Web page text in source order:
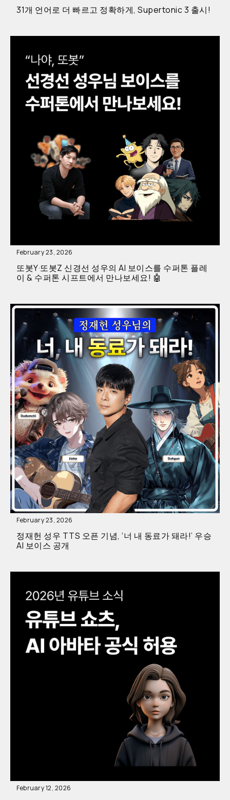
31개 언어로 더 빠르고 정확하게, Supertonic 3 출시!
February 23, 2026
또봇Y·또봇Z 신경선 성우의 AI 보이스를 수퍼톤 플레
이 & 수퍼톤 시프트에서 만나보세요! 🤖
February 23, 2026
정재헌 성우 TTS 오픈 기념, ‘너 내 동료가 돼라!’ 우승
AI 보이스 공개
February 12, 2026